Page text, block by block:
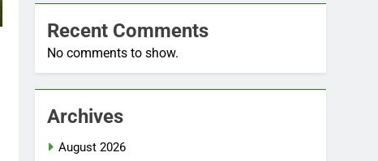
Recent Comments
No comments to show.
Archives
August 2026